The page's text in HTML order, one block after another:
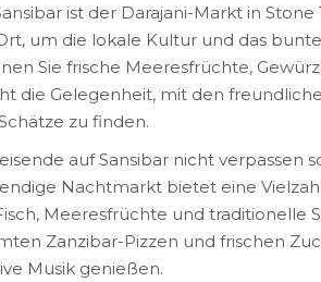
ist der Darajani-Markt in Stone
um die lokale Kultur und das
Sie frische Meeresfrüchte,
die Gelegenheit, mit den
zu finden.
auf Sansibar nicht verpassen
Nachtmarkt bietet eine
Meeresfrüchte und traditionelle
Zanzibar-Pizzen und frischen
Musik genießen.